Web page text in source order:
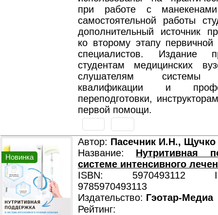
при работе с
самостоятельной работы
дополнительный источник
ко второму этапу первичной
специалистов. Издание
студентам медицинских
слушателям системы
квалификации и
переподготовки,
первой помощи.
Новинка
Автор: Пасечник И.Н.,
Название: Нутритивная
системе интенсивного
ISBN: 5970493112
9785970493113
Издательство: Гэотар-Медиа
Рейтинг: